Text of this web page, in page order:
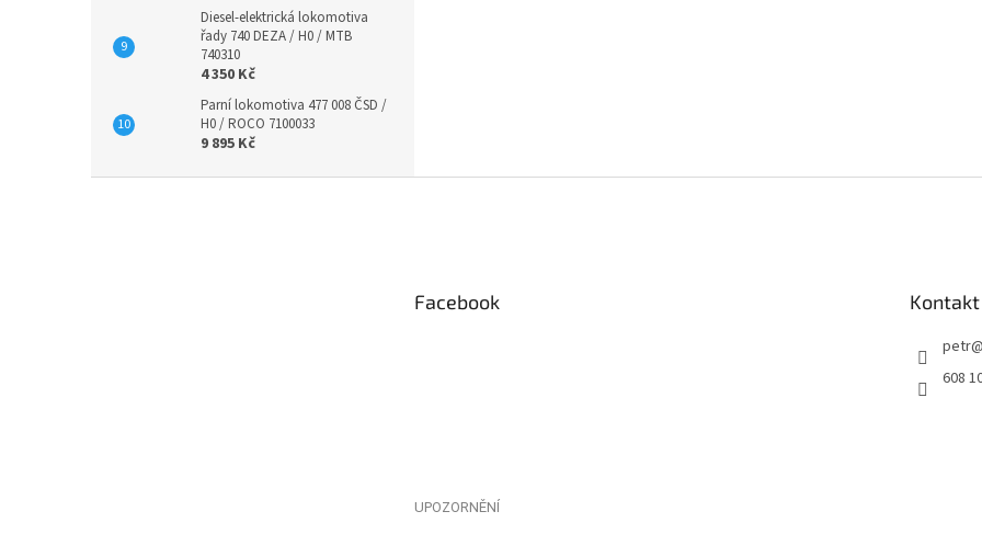
Diesel-elektrická lokomotiva
řady 740 DEZA / H0 / MTB
740310
4 350 Kč
Parní lokomotiva 477 008 ČSD /
H0 / ROCO 7100033
9 895 Kč
Facebook Kontakt
petr@
608
UPOZORNĚNÍ